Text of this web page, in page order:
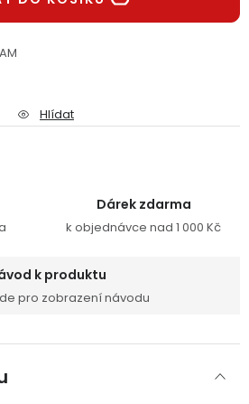
Reklamační řád
Hlídat
Dárek zdarma
k objednávce nad 1 000 Kč
k produktu
pro zobrazení návodu